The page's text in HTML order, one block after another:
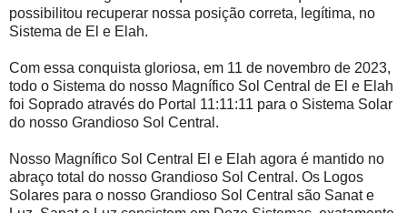
possibilitou recuperar nossa posição correta, legítima, no
Sistema de El e Elah.
Com essa conquista gloriosa, em 11 de novembro de 2023,
todo o Sistema do nosso Magnífico Sol Central de El e Elah
foi Soprado através do Portal 11:11:11 para o Sistema Solar
do nosso Grandioso Sol Central.
Nosso Magnífico Sol Central El e Elah agora é mantido no
abraço total do nosso Grandioso Sol Central. Os Logos
Solares para o nosso Grandioso Sol Central são Sanat e